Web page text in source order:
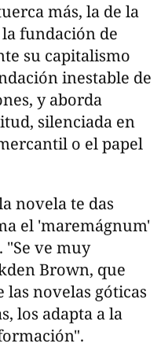
más, la de la
fundación de
su capitalismo
inestable de
y aborda
silenciada en
o el papel
novela te das
el 'maremágnum'
"Se ve muy
Brown, que
las novelas góticas
los adapta a la